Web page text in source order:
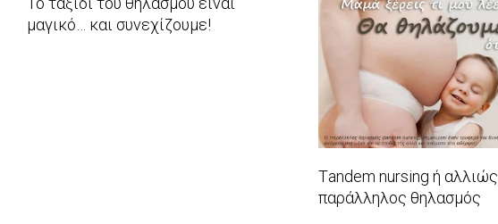
μαγικό… και συνεχίζουμε!
Τandem nursing ή αλλιώς
παράλληλος θηλασμός